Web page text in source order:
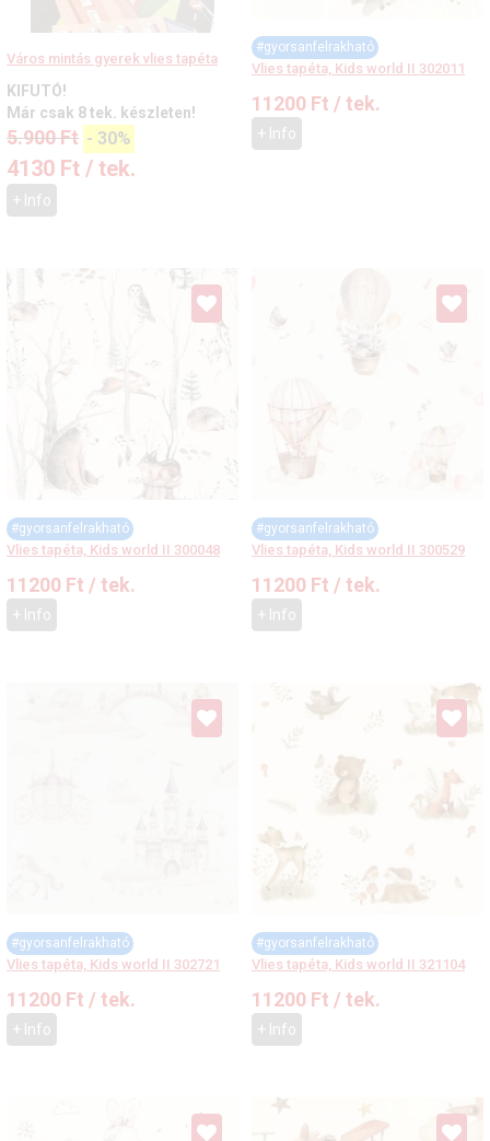
Város mintás gyerek vlies tapéta
KIFUTÓ!
Már csak 8 tek. készleten!
5.900Ft - 30%
4130 Ft / tek.
+ Info
#gyorsanfelrakható
Vlies tapéta, Kids world II 302011
11200 Ft / tek.
+ Info
#gyorsanfelrakható
Vlies tapéta, Kids world II 300048
11200 Ft / tek.
+ Info
#gyorsanfelrakható
Vlies tapéta, Kids world II 300529
11200 Ft / tek.
+ Info
#gyorsanfelrakható
Vlies tapéta, Kids world II 302721
11200 Ft / tek.
+ Info
#gyorsanfelrakható
Vlies tapéta, Kids world II 321104
11200 Ft / tek.
+ Info